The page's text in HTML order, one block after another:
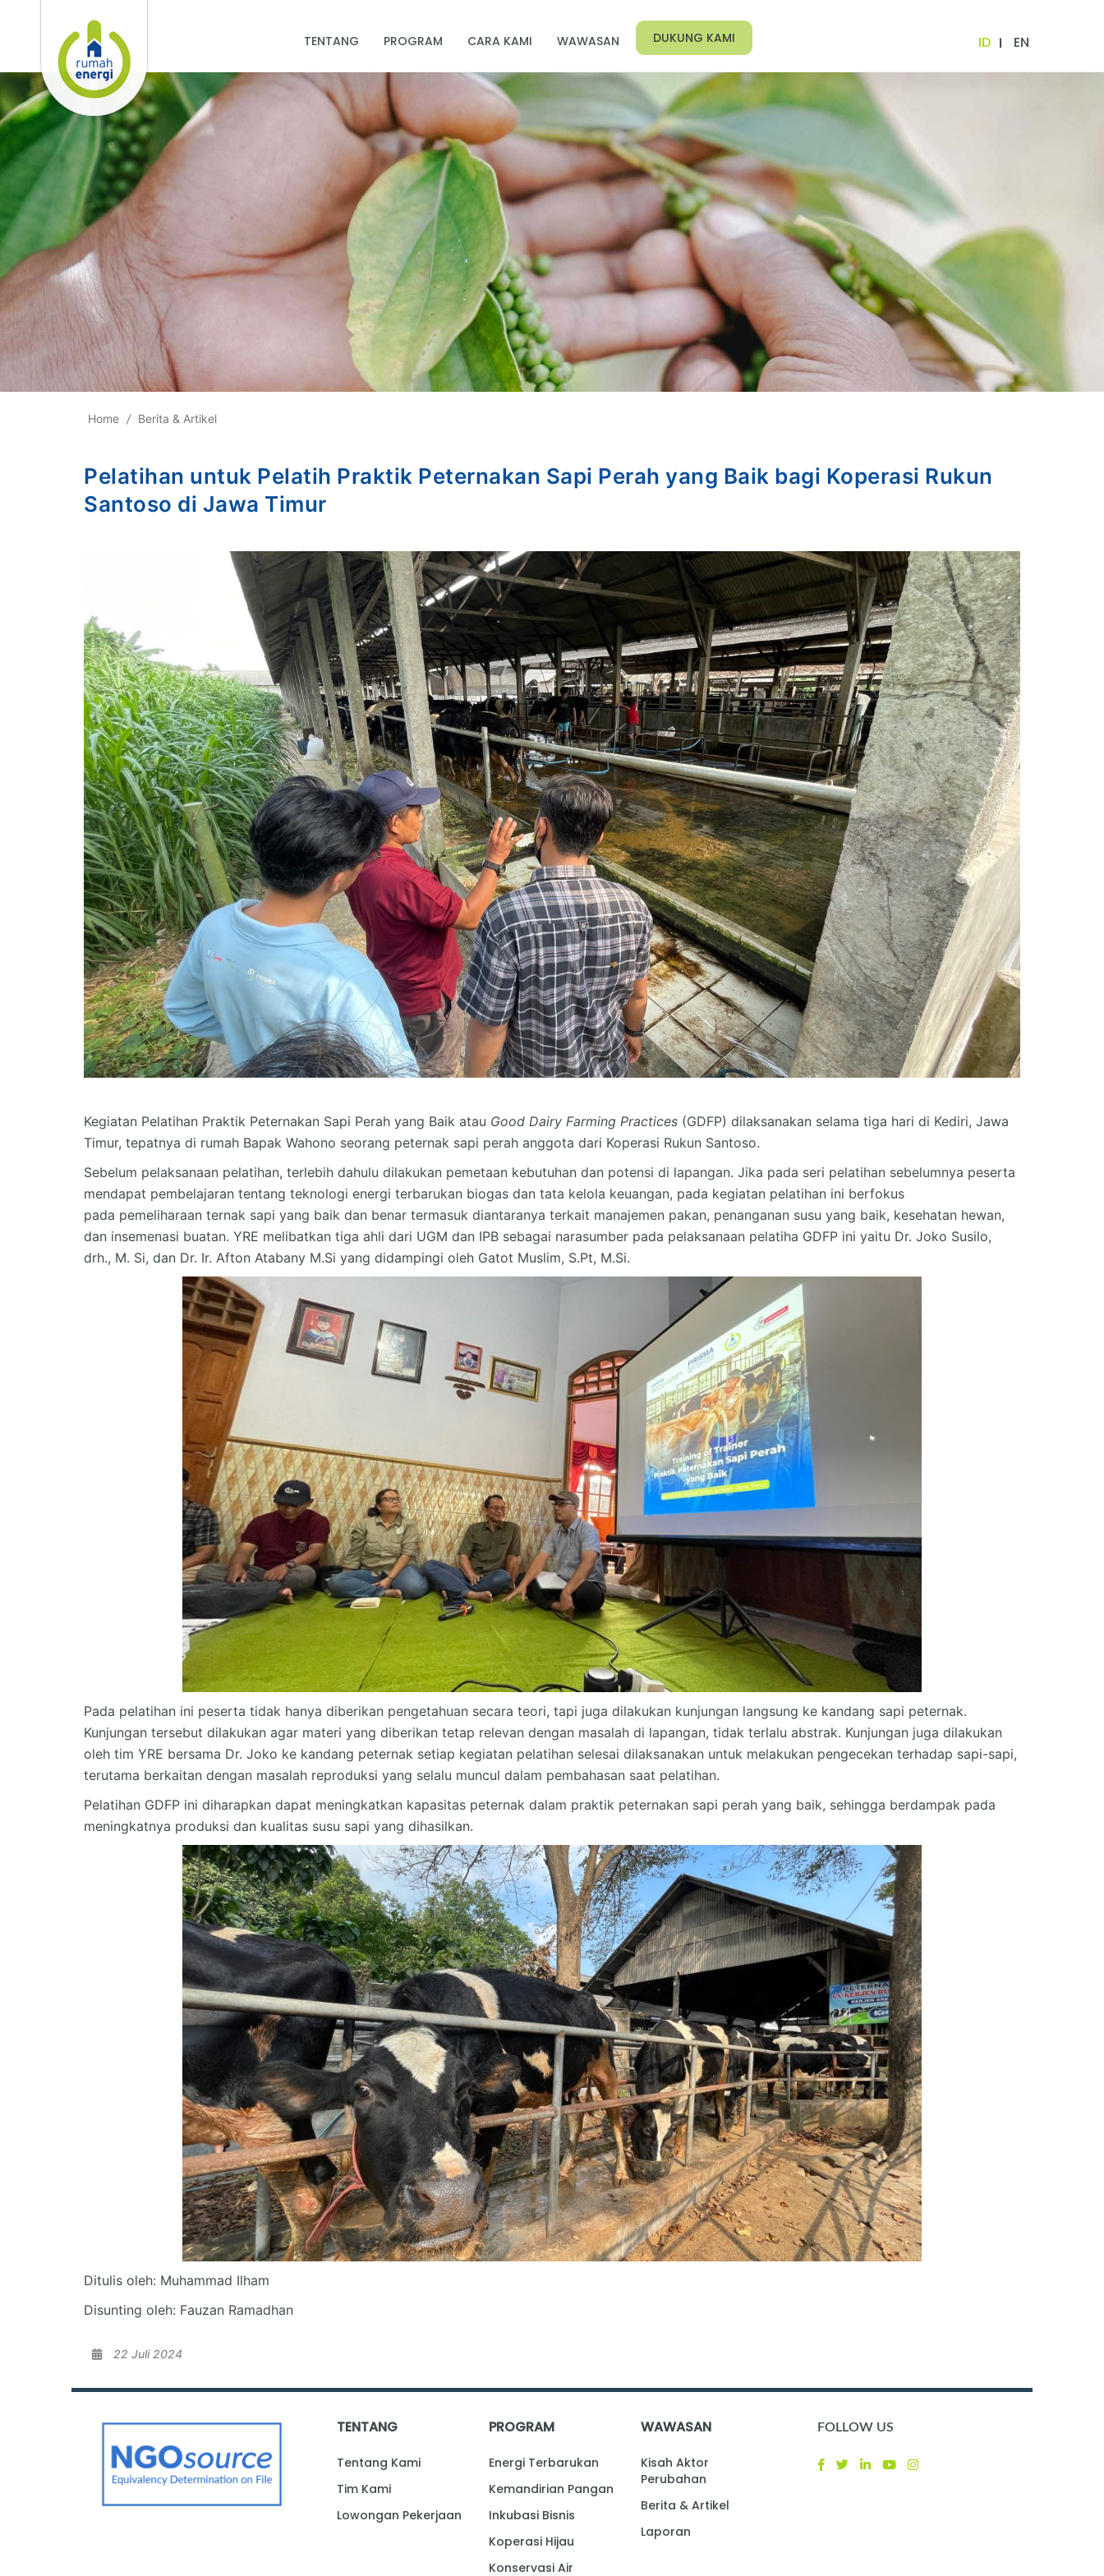
TENTANG PROGRAM CARA KAMI WAWASAN DUKUNG KAMI ID EN
Home / Berita & Artikel
Pelatihan untuk Pelatih Praktik Peternakan Sapi Perah yang Baik bagi Koperasi Rukun
Santoso di Jawa Timur
Kegiatan Pelatihan Praktik Peternakan Sapi Perah yang Baik atau Good Dairy Farming Practices (GDFP) dilaksanakan selama tiga hari di Kediri, Jawa
Timur, tepatnya di rumah Bapak Wahono seorang peternak sapi perah anggota dari Koperasi Rukun Santoso.
Sebelum pelaksanaan pelatihan, terlebih dahulu dilakukan pemetaan kebutuhan dan potensi di lapangan. Jika pada seri pelatihan sebelumnya peserta
mendapat pembelajaran tentang teknologi energi terbarukan biogas dan tata kelola keuangan, pada kegiatan pelatihan ini berfokus
pada pemeliharaan ternak sapi yang baik dan benar termasuk diantaranya terkait manajemen pakan, penanganan susu yang baik, kesehatan hewan,
dan insemenasi buatan. YRE melibatkan tiga ahli dari UGM dan IPB sebagai narasumber pada pelaksanaan pelatiha GDFP ini yaitu Dr. Joko Susilo,
drh., M. Si, dan Dr. Ir. Afton Atabany M.Si yang didampingi oleh Gatot Muslim, S.Pt, M.Si.
Pada pelatihan ini peserta tidak hanya diberikan pengetahuan secara teori, tapi juga dilakukan kunjungan langsung ke kandang sapi peternak.
Kunjungan tersebut dilakukan agar materi yang diberikan tetap relevan dengan masalah di lapangan, tidak terlalu abstrak. Kunjungan juga dilakukan
oleh tim YRE bersama Dr. Joko ke kandang peternak setiap kegiatan pelatihan selesai dilaksanakan untuk melakukan pengecekan terhadap sapi-sapi,
terutama berkaitan dengan masalah reproduksi yang selalu muncul dalam pembahasan saat pelatihan.
Pelatihan GDFP ini diharapkan dapat meningkatkan kapasitas peternak dalam praktik peternakan sapi perah yang baik, sehingga berdampak pada
meningkatnya produksi dan kualitas susu sapi yang dihasilkan.
Ditulis oleh: Muhammad Ilham
Disunting oleh: Fauzan Ramadhan
22 Juli 2024
TENTANG
Tentang Kami
Tim Kami
Lowongan Pekerjaan
PROGRAM
Energi Terbarukan
Kemandirian Pangan
Inkubasi Bisnis
Koperasi Hijau
Konservasi Air
WAWASAN
Kisah Aktor
Perubahan
Berita & Artikel
Laporan
FOLLOW US